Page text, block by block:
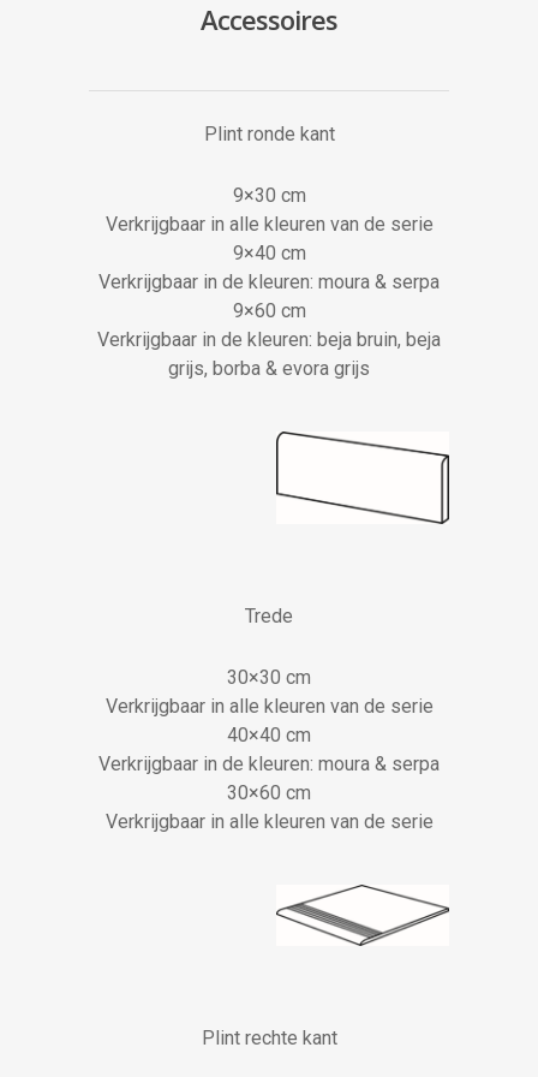
Accessoires
Plint ronde kant
9×30 cm
Verkrijgbaar in alle kleuren van de serie
9×40 cm
Verkrijgbaar in de kleuren: moura & serpa
9×60 cm
Verkrijgbaar in de kleuren: beja bruin, beja
grijs, borba & evora grijs
Trede
30×30 cm
Verkrijgbaar in alle kleuren van de serie
40×40 cm
Verkrijgbaar in de kleuren: moura & serpa
30×60 cm
Verkrijgbaar in alle kleuren van de serie
Plint rechte kant